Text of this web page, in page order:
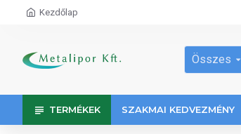
Kezdőlap
Összes
TERMÉKEK SZAKMAI KEDVEZMÉNY